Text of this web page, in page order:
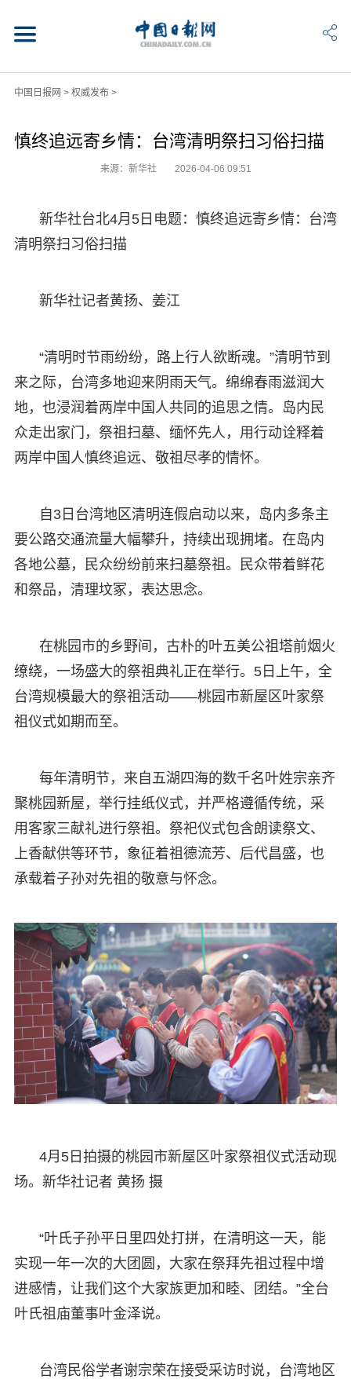
中国日报网 > 权威发布>
慎终追远寄乡情：台湾清明祭扫习俗扫描
来源：新华社 2026-04-06 09:51
新华社台北4月5日电题：慎终追远寄乡情：台湾
清明祭扫习俗扫描
新华社记者黄扬、姜江
“清明时节雨纷纷，路上行人欲断魂。”清明节到
来之际，台湾多地迎来阴雨天气。绵绵春雨滋润大
地，也浸润着两岸中国人共同的追思之情。岛内民
众走出家门，祭祖扫墓、缅怀先人，用行动诠释着
两岸中国人慎终追远、敬祖尽孝的情怀。
自3日台湾地区清明连假启动以来，岛内多条主
要公路交通流量大幅攀升，持续出现拥堵。在岛内
各地公墓，民众纷纷前来扫墓祭祖。民众带着鲜花
和祭品，清理坟冢，表达思念。
在桃园市的乡野间，古朴的叶五美公祖塔前烟火
缭绕，一场盛大的祭祖典礼正在举行。5日上午，全
台湾规模最大的祭祖活动——桃园市新屋区叶家祭
祖仪式如期而至。
每年清明节，来自五湖四海的数千名叶姓宗亲齐
聚桃园新屋，举行挂纸仪式，并严格遵循传统，采
用客家三献礼进行祭祖。祭祀仪式包含朗读祭文、
上香献供等环节，象征着祖德流芳、后代昌盛，也
承载着子孙对先祖的敬意与怀念。
4月5日拍摄的桃园市新屋区叶家祭祖仪式活动现
场。新华社记者 黄扬 摄
“叶氏子孙平日里四处打拼，在清明这一天，能
实现一年一次的大团圆，大家在祭拜先祖过程中增
进感情，让我们这个大家族更加和睦、团结。”全台
叶氏祖庙董事叶金泽说。
台湾民俗学者谢宗荣在接受采访时说，台湾地区